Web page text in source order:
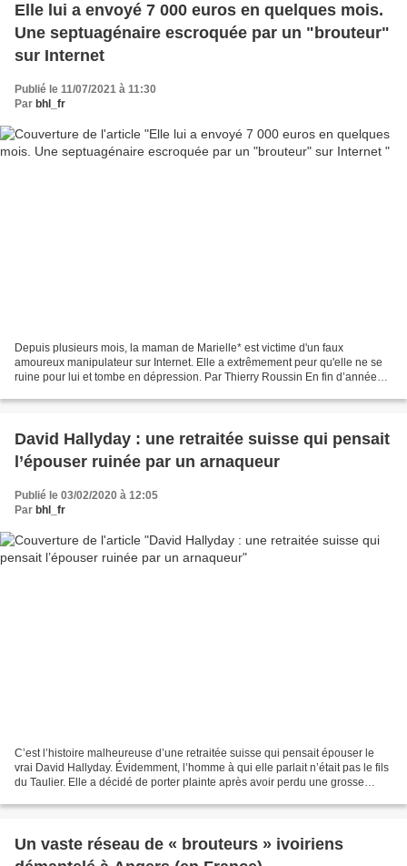
Elle lui a envoyé 7 000 euros en quelques mois.
Une septuagénaire escroquée par un "brouteur"
sur Internet
Publié le 11/07/2021 à 11:30
Par bhl_fr
Depuis plusieurs mois, la maman de Marielle* est victime d'un faux
amoureux manipulateur sur Internet. Elle a extrêmement peur qu'elle ne se
ruine pour lui et tombe en dépression. Par Thierry Roussin En fin d’année
David Hallyday : une retraitée suisse qui pensait
l’épouser ruinée par un arnaqueur
Publié le 03/02/2020 à 12:05
Par bhl_fr
C’est l’histoire malheureuse d’une retraitée suisse qui pensait épouser le
vrai David Hallyday. Évidemment, l’homme à qui elle parlait n’était pas le fils
du Taulier. Elle a décidé de porter plainte après avoir perdu une grosse
Un vaste réseau de « brouteurs » ivoiriens